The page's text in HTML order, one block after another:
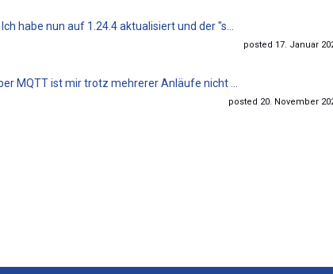
habe nun auf 1.24.4 aktualisiert und der "s...
posted 17. Januar
MQTT ist mir trotz mehrerer Anläufe nicht ...
posted 20. November